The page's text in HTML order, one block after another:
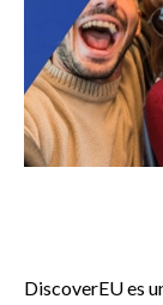
DiscoverEU es